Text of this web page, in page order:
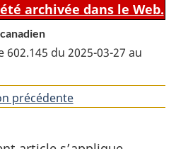
archivée dans le Web.
du 2025-03-27 au
précédentede